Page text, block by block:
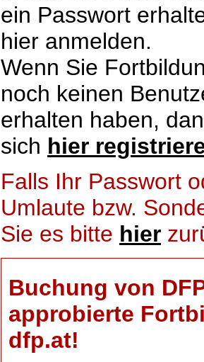
ein Passwort
hier anmelden.
Wenn Sie
noch keinen
erhalten haben,
sich hier
Falls Ihr Passwort
Umlaute bzw.
Sie es bitte hier
Buchung von
approbierte
dfp.at!